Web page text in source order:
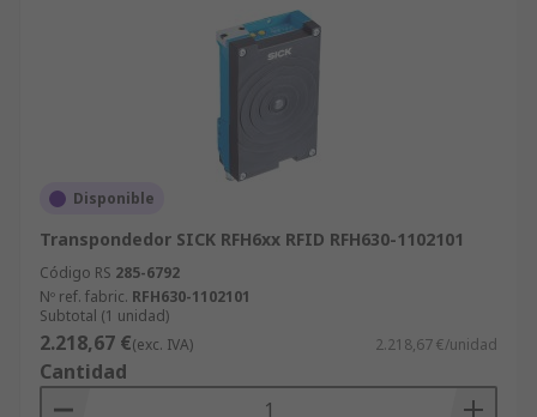
Disponible
Transpondedor SICK RFH6xx RFID RFH630-1102101
Código RS 285-6792
Nº ref. fabric. RFH630-1102101
Subtotal (1 unidad)
2.218,67 €(exc. IVA) 2.218,67 €/unidad
Cantidad